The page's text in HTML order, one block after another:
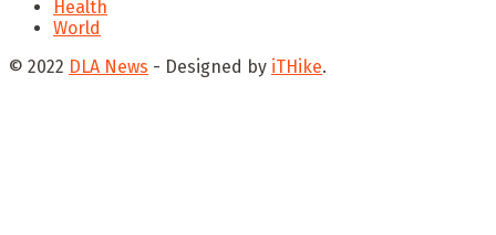
Health
World
© 2022 DLA News - Designed by iTHike.